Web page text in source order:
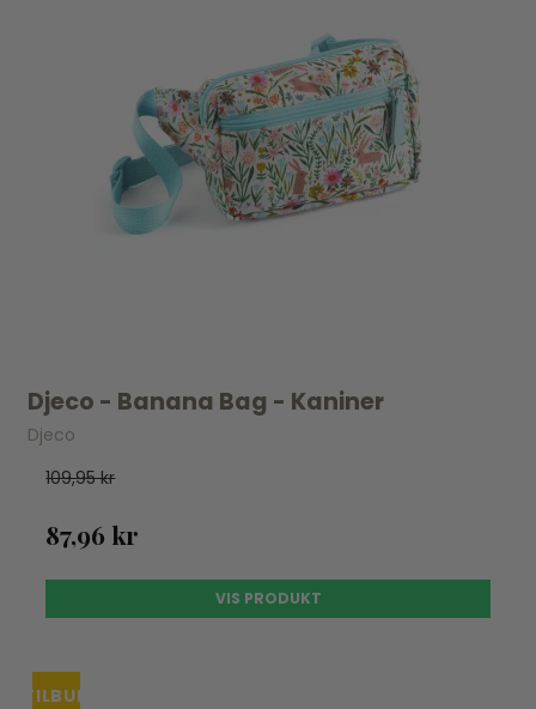
Djeco - Banana Bag - Kaniner
Djeco
109,95 kr
87,96 kr
VIS PRODUKT
TILBUD